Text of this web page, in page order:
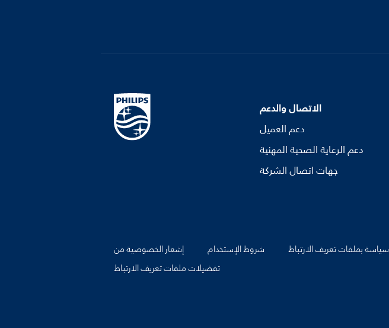
الاتصال والدعم
دعم العميل
دعم الرعاية الصحية المهنية
جهات اتصال الشركة
إشعار الخصوصية من شروط الإستخدام
سياسة بملفات تعريف الارتباط
تفضيلات ملفات تعريف الارتباط